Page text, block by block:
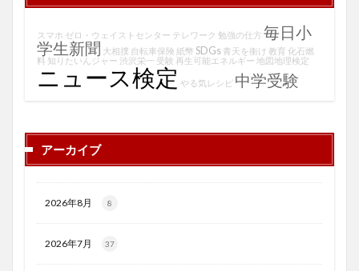
スマホ ゼロ・ウェイストセンター テレワーク 勉強の仕方 毎日小
学生新聞 大相撲 自転車保険 紙幣 SDGs 青天を衝け 教育 化石燃
料 知りたいんジャー 渋沢栄一 受験 再生可能エネルギー 地図地理検定
ニュース検定 やる気レシピ 中学受験
アーカイブ
2026年8月 8
2026年7月 37